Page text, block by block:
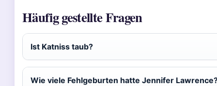
Häufig gestellte Fragen
Ist Katniss taub?
Wie viele Fehlgeburten hatte Jennifer